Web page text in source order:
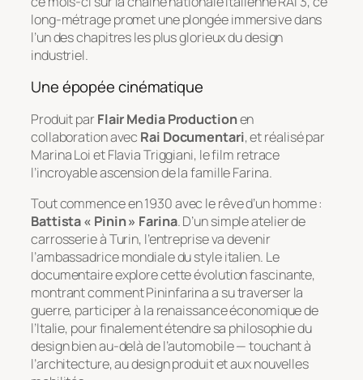
long-métrage promet une plongée immersive dans
l’un des chapitres les plus glorieux du design
industriel.
Une épopée cinématique
Produit parFlair Media Productionen
collaboration avec Rai Documentari, et réalisé par
Marina Loi et Flavia Triggiani, le film retrace
l’incroyable ascension de la famille Farina.
Tout commence en 1930 avec le rêve d’un homme :
Battista « Pinin » Farina. D’un simple atelier de
carrosserie à Turin, l’entreprise va devenir
l’ambassadrice mondiale du style italien. Le
documentaire explore cette évolution fascinante,
montrant comment Pininfarina a su traverser la
guerre, participer à la renaissance économique de
l’Italie, pour finalement étendre sa philosophie du
design bien au-delà de l’automobile — touchant à
l’architecture, au design produit et aux nouvelles